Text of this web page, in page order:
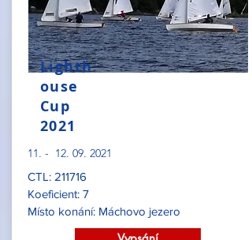
Lighth
ouse
Cup
2021
11. - 12. 09. 2021
CTL: 211716
Koeficient: 7
Místo konání: Máchovo jezero